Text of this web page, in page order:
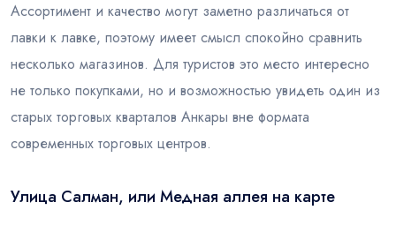
Ассортимент и качество могут заметно различаться от
лавки к лавке, поэтому имеет смысл спокойно сравнить
несколько магазинов. Для туристов это место интересно
не только покупками, но и возможностью увидеть один из
старых торговых кварталов Анкары вне формата
современных торговых центров.
Улица Салман, или Медная аллея на карте